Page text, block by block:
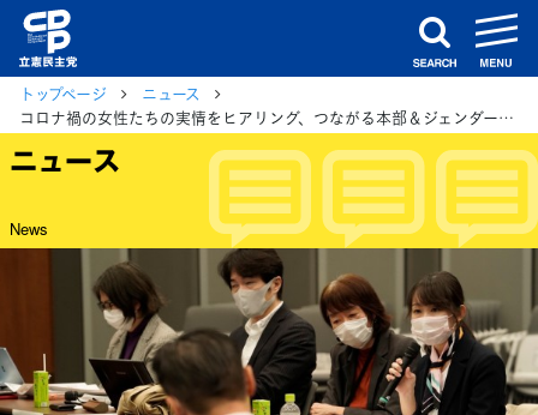
search
トップページ
ニュース
コロナ禍の女性たちの実情をヒアリング、つながる本部＆ジェンダー平等推進本部合同会議
ニュース
News